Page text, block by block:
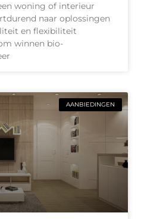
woning of interieur
naar oplossingen
en flexibiliteit
winnen bio-
AANBIEDINGEN